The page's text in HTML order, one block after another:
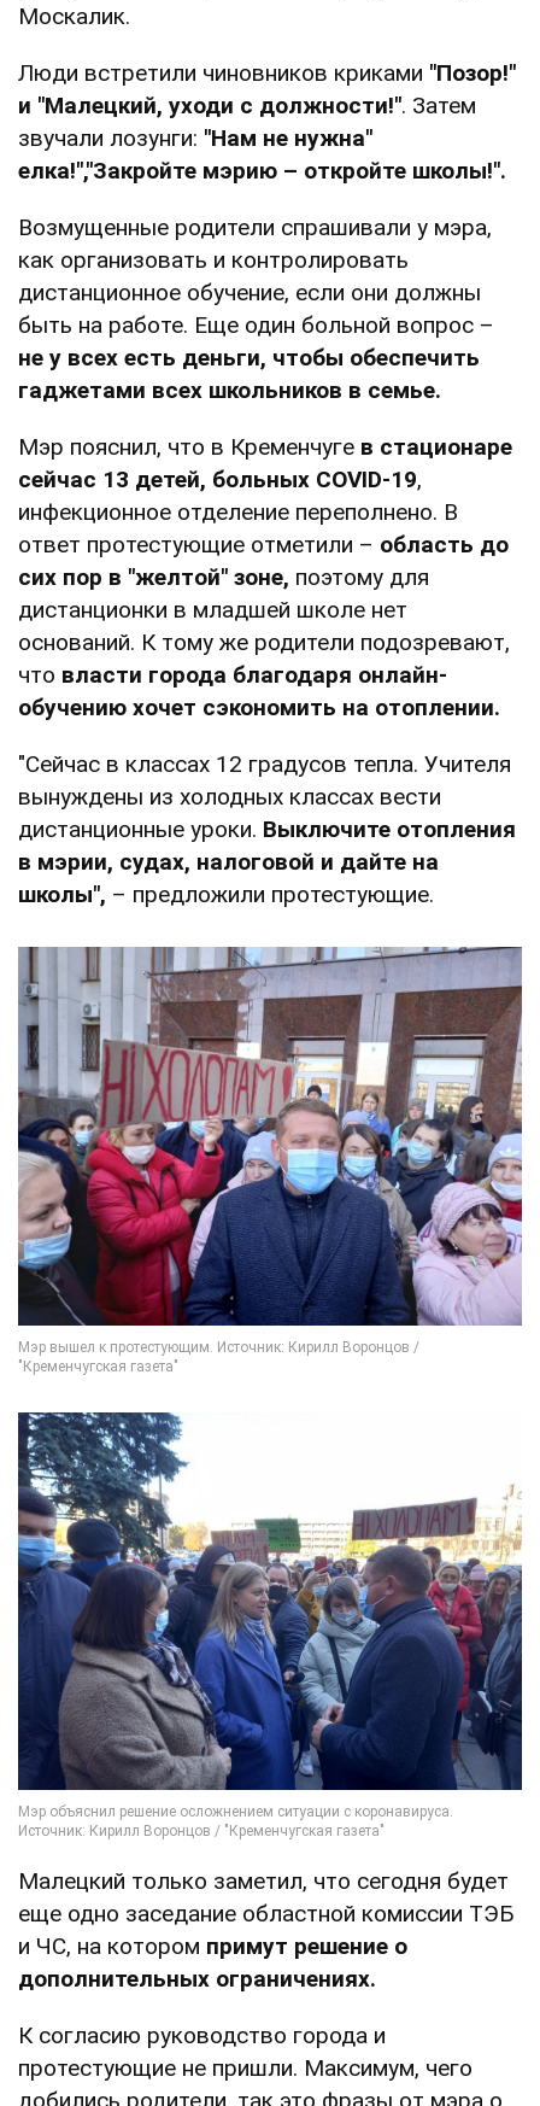
Москалик.
Люди встретили чиновников криками "Позор!"
и "Малецкий, уходи с должности!". Затем
звучали лозунги: "Нам не нужна"
елка!","Закройте мэрию – откройте школы!".
Возмущенные родители спрашивали у мэра,
как организовать и контролировать
дистанционное обучение, если они должны
быть на работе. Еще один больной вопрос –
не у всех есть деньги, чтобы обеспечить
гаджетами всех школьников в семье.
Мэр пояснил, что в Кременчуге в стационаре
сейчас 13 детей, больных COVID-19,
инфекционное отделение переполнено. В
ответ протестующие отметили – область до
сих пор в "желтой" зоне, поэтому для
дистанционки в младшей школе нет
оснований. К тому же родители подозревают,
что власти города благодаря онлайн-
обучению хочет сэкономить на отоплении.
"Сейчас в классах 12 градусов тепла. Учителя
вынуждены из холодных классах вести
дистанционные уроки. Выключите отопления
в мэрии, судах, налоговой и дайте на
школы", – предложили протестующие.
Малецкий только заметил, что сегодня будет
еще одно заседание областной комиссии ТЭБ
и ЧС, на котором примут решение о
дополнительных ограничениях.
К согласию руководство города и
протестующие не пришли. Максимум, чего